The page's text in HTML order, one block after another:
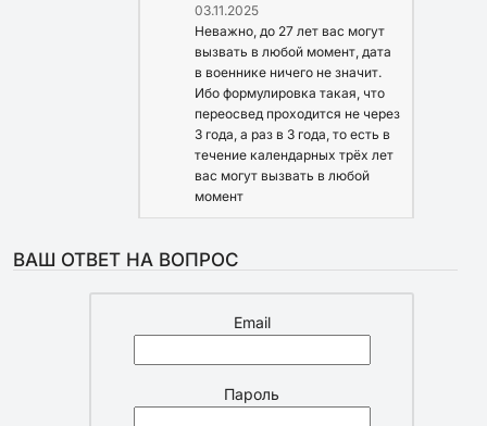
03.11.2025
Неважно, до 27 лет вас могут
вызвать в любой момент, дата
в военнике ничего не значит.
Ибо формулировка такая, что
переосвед проходится не через
3 года, а раз в 3 года, то есть в
течение календарных трёх лет
вас могут вызвать в любой
момент
ВАШ ОТВЕТ НА ВОПРОС
Email
Пароль